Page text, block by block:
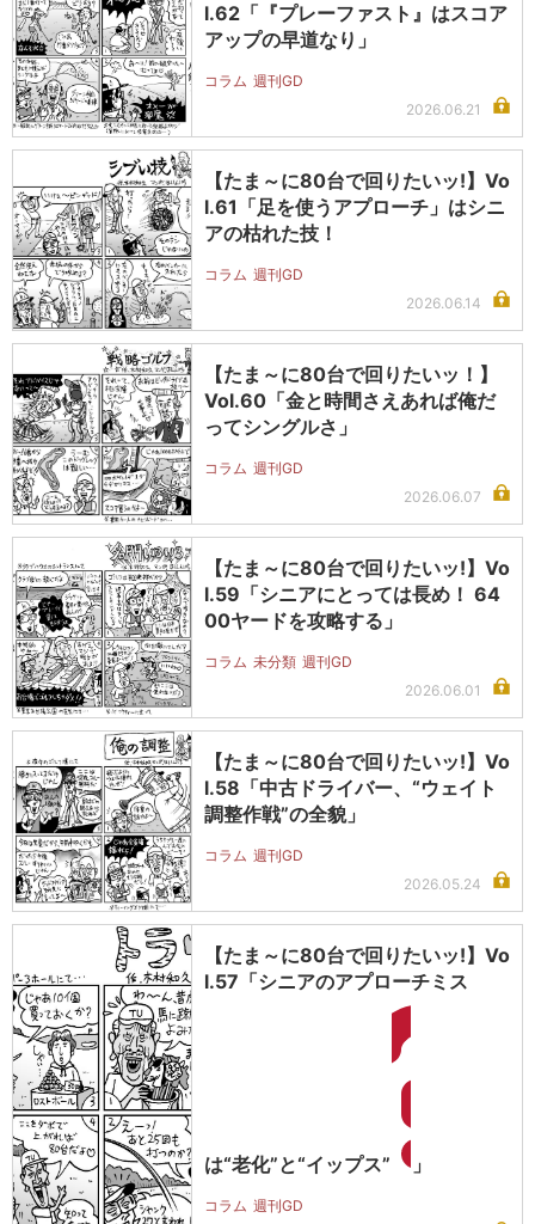
l.62「『プレーファスト』はスコア
アップの早道なり」
コラム 週刊GD
2026.06.21
【たま～に80台で回りたいッ!】Vo
l.61「足を使うアプローチ」はシニ
アの枯れた技！
コラム 週刊GD
2026.06.14
【たま～に80台で回りたいッ！】
Vol.60「金と時間さえあれば俺だ
ってシングルさ」
コラム 週刊GD
2026.06.07
【たま～に80台で回りたいッ!】Vo
l.59「シニアにとっては長め！ 64
00ヤードを攻略する」
コラム 未分類 週刊GD
2026.06.01
【たま～に80台で回りたいッ!】Vo
l.58「中古ドライバー、“ウェイト
調整作戦”の全貌」
コラム 週刊GD
2026.05.24
【たま～に80台で回りたいッ!】Vo
l.57「シニアのアプローチミス
は“老化”と“イップス” 」
コラム 週刊GD